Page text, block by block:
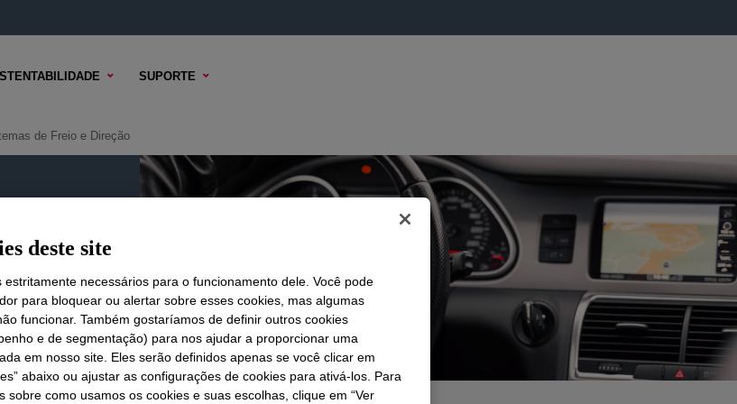
SUPORTE
de Freio e Direção
deste site
estritamente necessários para o funcionamento dele. Você pode
para bloquear ou alertar sobre esses cookies, mas algumas
funcionar. Também gostaríamos de definir outros cookies
e de segmentação) para nos ajudar a proporcionar uma
em nosso site. Eles serão definidos apenas se você clicar em
abaixo ou ajustar as configurações de cookies para ativá-los. Para
sobre como usamos os cookies e suas escolhas, clique em “Ver